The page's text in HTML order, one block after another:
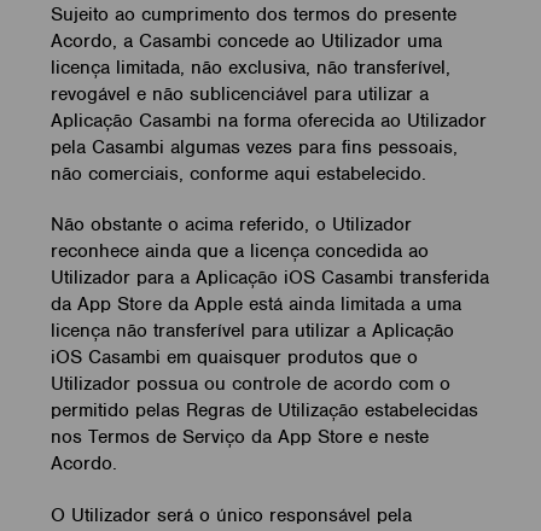
Sujeito ao cumprimento dos termos do presente
Acordo, a Casambi concede ao Utilizador uma
licença limitada, não exclusiva, não transferível,
revogável e não sublicenciável para utilizar a
Aplicação Casambi na forma oferecida ao Utilizador
pela Casambi algumas vezes para fins pessoais,
não comerciais, conforme aqui estabelecido.
Não obstante o acima referido, o Utilizador
reconhece ainda que a licença concedida ao
Utilizador para a Aplicação iOS Casambi transferida
da App Store da Apple está ainda limitada a uma
licença não transferível para utilizar a Aplicação
iOS Casambi em quaisquer produtos que o
Utilizador possua ou controle de acordo com o
permitido pelas Regras de Utilização estabelecidas
nos Termos de Serviço da App Store e neste
Acordo.
O Utilizador será o único responsável pela